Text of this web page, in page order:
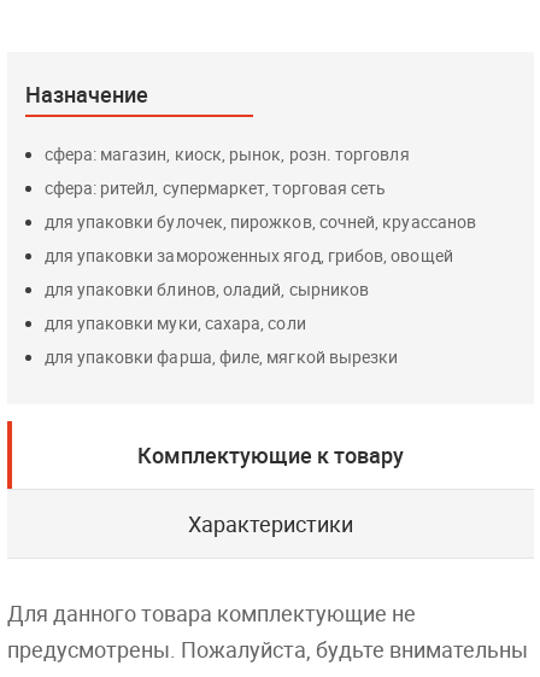
Назначение
сфера: магазин, киоск, рынок, розн. торговля
сфера: ритейл, супермаркет, торговая сеть
для упаковки булочек, пирожков, сочней, круассанов
для упаковки замороженных ягод, грибов, овощей
для упаковки блинов, оладий, сырников
для упаковки муки, сахара, соли
для упаковки фарша, филе, мягкой вырезки
Комплектующие к товару
Характеристики
Для данного товара комплектующие не
предусмотрены. Пожалуйста, будьте внимательны